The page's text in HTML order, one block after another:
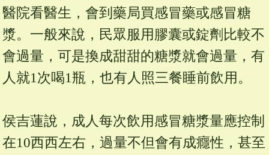
醫院看醫生，會到藥局買感冒藥或感冒糖
漿。一般來說，民眾服用膠囊或錠劑比較不
會過量，可是換成甜甜的糖漿就會過量，有
人就1次喝1瓶，也有人照三餐睡前飲用。
侯吉蓮說，成人每次飲用感冒糖漿量應控制
在10西西左右，過量不但會有成癮性，甚至